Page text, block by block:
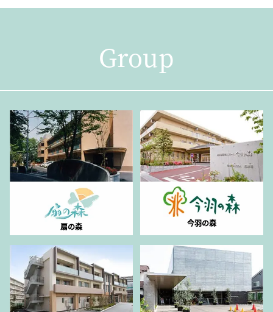
Group
扇の森 今羽の森